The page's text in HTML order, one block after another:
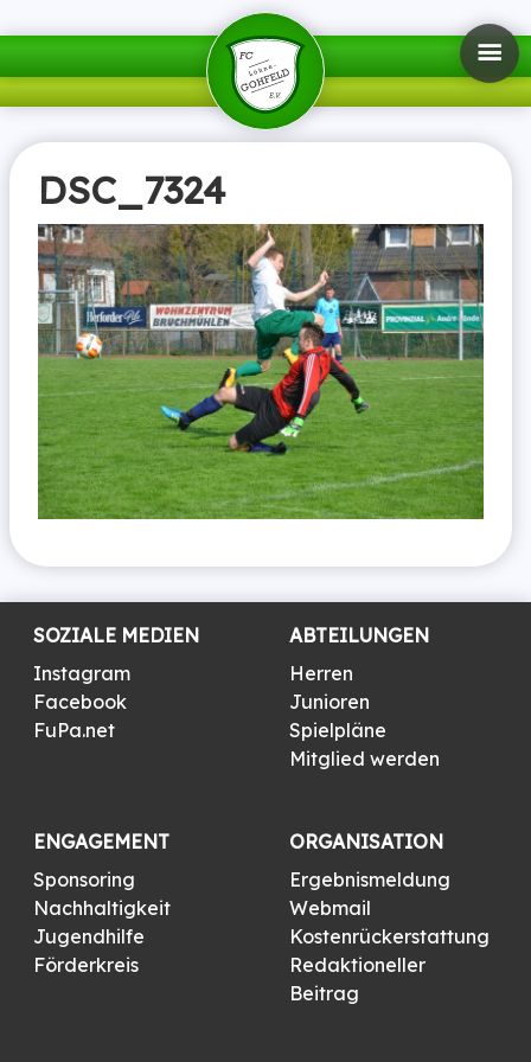
DSC_7324
SOZIALE MEDIEN
Instagram
Facebook
FuPa.net
ABTEILUNGEN
Herren
Junioren
Spielpläne
Mitglied werden
ENGAGEMENT
Sponsoring
Nachhaltigkeit
Jugendhilfe
Förderkreis
ORGANISATION
Ergebnismeldung
Webmail
Kostenrückerstattung
Redaktioneller
Beitrag